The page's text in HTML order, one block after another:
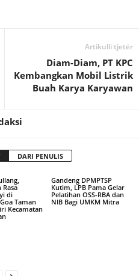
Artikulli tjetër
Diam-Diam, PT KPC
Kembangkan Mobil Listrik
Buah Karya Karyawan
DARI PENULIS
Rasa
di
Taman
Kecamatan
Gandeng DPMPTSP
Kutim, LPB Pama Gelar
Pelatihan OSS-RBA dan
NIB Bagi UMKM Mitra